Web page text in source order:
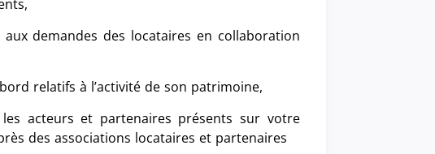
demandes des locataires en collaboration
relatifs à l’activité de son patrimoine,
acteurs et partenaires présents sur votre
des associations locataires et partenaires